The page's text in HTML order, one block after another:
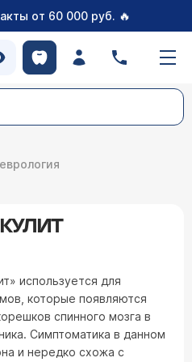
от 60 000 руб. 🔥
используется для
которые появляются
спинного мозга в
Симптоматика в данном
и нередко схожа с